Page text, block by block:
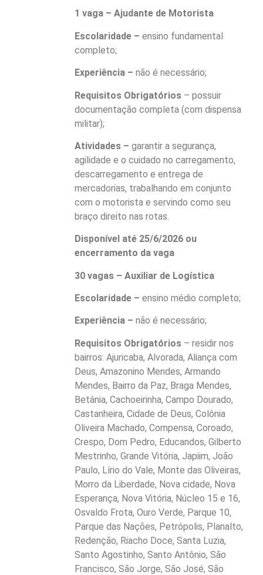
1 vaga – Ajudante de Motorista
Escolaridade – ensino fundamental
completo;
Experiência –não é necessário;
Requisitos Obrigatórios – possuir
documentação completa (com dispensa
militar);
Atividades –garantir a segurança,
agilidade e o cuidado no carregamento,
descarregamento e entrega de
mercadorias, trabalhando em conjunto
com o motorista e servindo como seu
braço direito nas rotas.
Disponível até 25/6/2026 ou
encerramento da vaga
30 vagas – Auxiliar de Logística
Escolaridade – ensino médio completo;
Experiência –não é necessário;
Requisitos Obrigatórios – residir nos
bairros: Ajuricaba, Alvorada, Aliança com
Deus, Amazonino Mendes, Armando
Mendes, Bairro da Paz, Braga Mendes,
Betânia, Cachoeirinha, Campo Dourado,
Castanheira, Cidade de Deus, Colônia
Oliveira Machado, Compensa, Coroado,
Crespo, Dom Pedro, Educandos, Gilberto
Mestrinho, Grande Vitória, Japiim, João
Paulo, Lírio do Vale, Monte das Oliveiras,
Morro da Liberdade, Nova cidade, Nova
Esperança, Nova Vitória, Núcleo 15 e 16,
Osvaldo Frota, Ouro Verde, Parque 10,
Parque das Nações, Petrópolis, Planalto,
Redenção, Riacho Doce, Santa Luzia,
Santo Agostinho, Santo Antônio, São
Francisco, São Jorge, São José, São